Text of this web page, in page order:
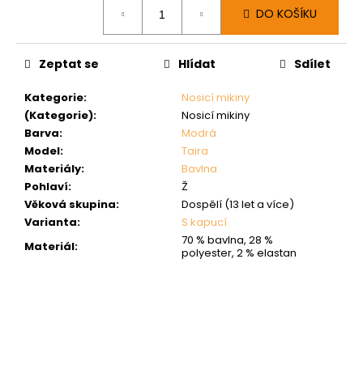
DO KOŠÍKU
Kategorie:
Nosicí mikiny
(Kategorie):
Nosicí mikiny
Barva:
Modrá
Model:
Taira
Materiály:
Bavlna
Pohlaví:
Ž
Věková skupina:
Dospělí (13 let a více)
Varianta:
S kapucí
Materiál:
70 % bavlna, 28 %
polyester, 2 % elastan
Zeptat se Hlídat Sdílet